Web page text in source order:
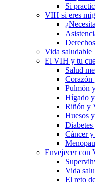
Si
VIH si eres
Vida saludable
El VIH y tu
Salud
Pulmón
Hígado
Riñón y
Huesos
Cáncer
Envejecer con
Vida
El reto